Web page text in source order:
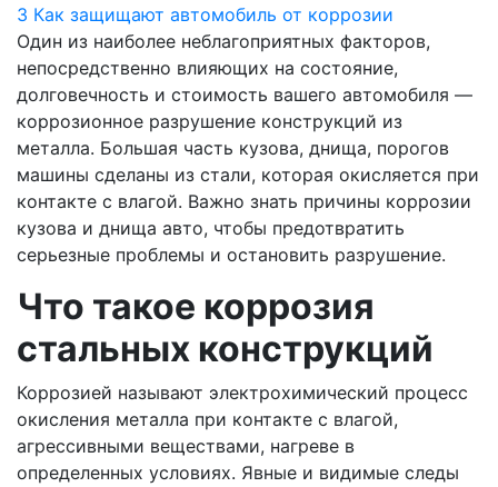
3 Как защищают автомобиль от коррозии
Один из наиболее неблагоприятных факторов,
непосредственно влияющих на состояние,
долговечность и стоимость вашего автомобиля —
коррозионное разрушение конструкций из
металла. Большая часть кузова, днища, порогов
машины сделаны из стали, которая окисляется при
контакте с влагой. Важно знать причины коррозии
кузова и днища авто, чтобы предотвратить
серьезные проблемы и остановить разрушение.
Что такое коррозия
стальных конструкций
Коррозией называют электрохимический процесс
окисления металла при контакте с влагой,
агрессивными веществами, нагреве в
определенных условиях. Явные и видимые следы